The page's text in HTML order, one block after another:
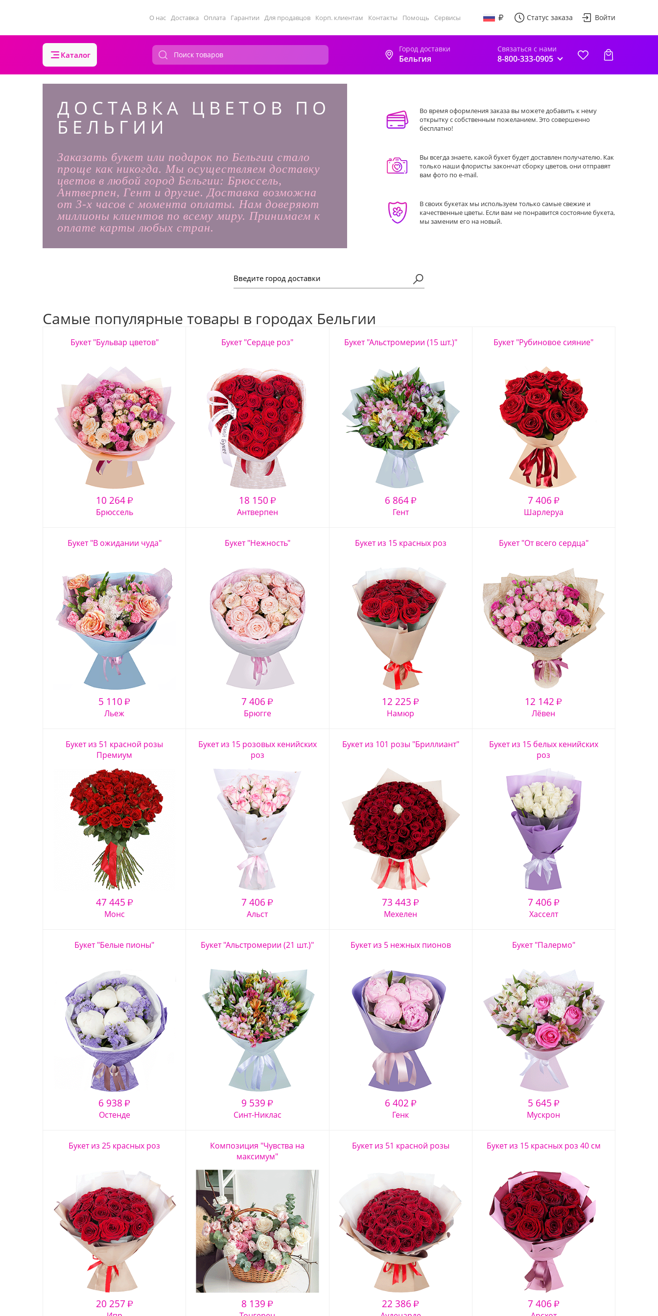
О нас Доставка Оплата Гарантии Для продавцов Корп. клиентам Контакты Помощь Сервисы Статус заказа Войти
Каталог
Город доставки
Бельгия
Связаться с нами
8-800-333-0905
ДОСТАВКА ЦВЕТОВ ПО
БЕЛЬГИИ
Заказать букет или подарок по Бельгии стало
проще как никогда. Мы осуществляем доставку
цветов в любой город Бельгии: Брюссель,
Антверпен, Гент и другие. Доставка возможна
от 3-х часов с момента оплаты. Нам доверяют
миллионы клиентов по всему миру. Принимаем к
оплате карты любых стран.
Во время оформления заказа вы можете добавить к нему
открытку с собственным пожеланием. Это совершенно
бесплатно!
Вы всегда знаете, какой букет будет доставлен получателю. Как
только наши флористы закончат сборку цветов, они отправят
вам фото по e-mail.
В своих букетах мы используем только самые свежие и
качественные цветы. Если вам не понравится состояние букета,
мы заменим его на новый.
Самые популярные товары в городах Бельгии
Букет "Бульвар цветов"
10 264₽
Брюссель
Букет "Сердце роз"
18 150 ₽
Антверпен
Букет "Альстромерии (15 шт.)"
6 864₽
Гент
Букет "Рубиновое сияние"
7 406 ₽
Шарлеруа
Букет "В ожидании чуда"
5 110 ₽
Льеж
Букет "Нежность"
7 406 ₽
Брюгге
Букет из 15 красных роз
12 225 ₽
Намюр
Букет "От всего сердца"
12 142 ₽
Лёвен
Букет из 51 красной розы
Премиум
47 445 ₽
Монс
Букет из 15 розовых кенийских
роз
7 406 ₽
Альст
Букет из 101 розы "Бриллиант"
73 443 ₽
Мехелен
Букет из 15 белых кенийских
роз
7 406 ₽
Хасселт
Букет "Белые пионы"
6 938 ₽
Остенде
Букет "Альстромерии (21 шт.)"
9 539 ₽
Синт-Никлас
Букет из 5 нежных пионов
6 402 ₽
Генк
Букет "Палермо"
5 645 ₽
Мускрон
Букет из 25 красных роз
20 257 ₽
Композиция "Чувства на
максимум"
8 139 ₽
Букет из 51 красной розы
22 386 ₽
Букет из 15 красных роз 40 см
7 406 ₽